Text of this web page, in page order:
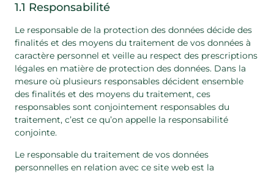
1.1 Responsabilité
Le responsable de la protection des données décide des
finalités et des moyens du traitement de vos données à
caractère personnel et veille au respect des prescriptions
légales en matière de protection des données. Dans la
mesure où plusieurs responsables décident ensemble
des finalités et des moyens du traitement, ces
responsables sont conjointement responsables du
traitement, c’est ce qu’on appelle la responsabilité
conjointe.
Le responsable du traitement de vos données
personnelles en relation avec ce site web est la